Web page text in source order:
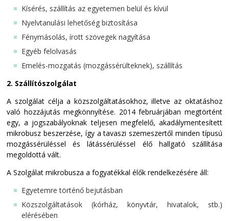
Kísérés, szállítás az egyetemen belül és kívül
Nyelvtanulási lehetőség biztosítása
Fénymásolás, írott szövegek nagyítása
Egyéb felolvasás
Emelés-mozgatás (mozgássérülteknek), szállítás
2. Szállítószolgálat
A szolgálat célja a közszolgáltatásokhoz, illetve az oktatáshoz
való hozzájutás megkönnyítése. 2014 februárjában megtörtént
egy, a jogszabályoknak teljesen megfelelő, akadálymentesített
mikrobusz beszerzése, így a tavaszi szemeszertől minden típusú
mozgássérüléssel és látássérüléssel élő hallgató szállítása
megoldottá vált.
A Szolgálat mikrobusza a fogyatékkal élők rendelkezésére áll:
Egyetemre történő bejutásban
Közszolgáltatások (kórház, könyvtár, hivatalok, stb.)
elérésében